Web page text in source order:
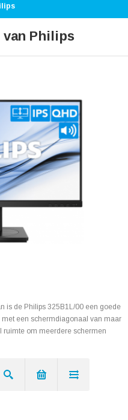
Philips
is de Philips 325B1L/00 een goede
een schermdiagonaal van maar
ruimte om meerdere schermen